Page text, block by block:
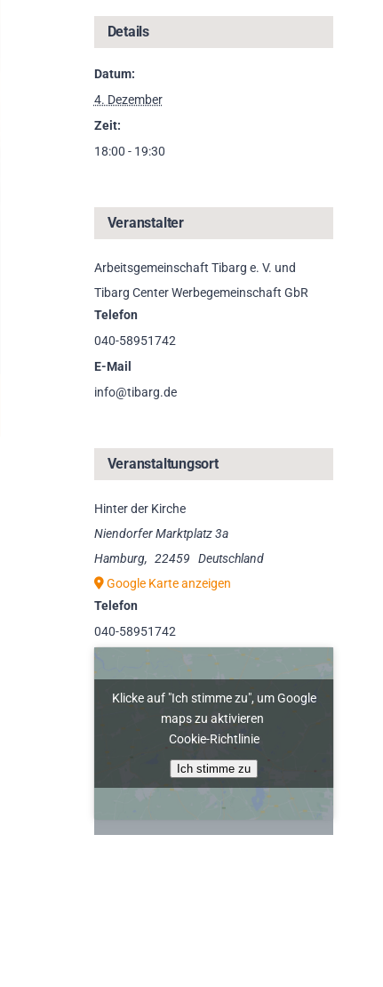
Details
Datum:
4. Dezember
Zeit:
18:00 - 19:30
Veranstalter
Arbeitsgemeinschaft Tibarg e. V. und
Tibarg Center Werbegemeinschaft GbR
Telefon
040-58951742
E-Mail
info@tibarg.de
Veranstaltungsort
Hinter der Kirche
Niendorfer Marktplatz 3a
Hamburg, 22459
Deutschland
Google Karte anzeigen
Telefon
040-58951742
Klicke auf "Ich stimme zu", um Google
maps zu aktivieren
Cookie-Richtlinie
Ich stimme zu